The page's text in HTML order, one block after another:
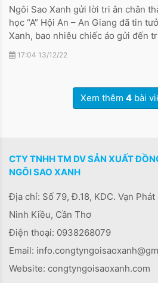
Ngôi Sao Xanh gửi lời tri ân chân
học “A” Hội An – An Giang đã tin
Xanh, bao nhiêu chiếc áo gửi đến
từng chi tiết sản phẩm.
17:04 13/12/22
Xem thêm 4 bài
CTY TNHH TM DV SẢN XUẤT
NGÔI SAO XANH
Địa chỉ: Số 79, Đ.18, KDC. Vạn
Ninh Kiều, Cần Thơ
Điện thoại: 0938268079
Email:
Website: congtyngoisaoxanh.com